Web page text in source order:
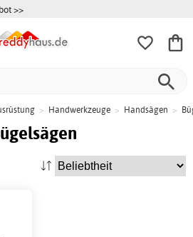
>>
> Handwerkzeuge > Handsägen >